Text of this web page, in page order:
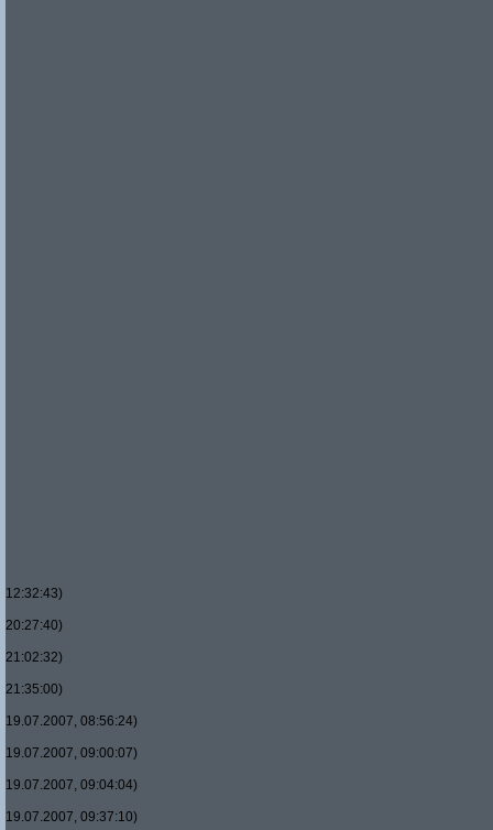
12:32:43)
20:27:40)
21:02:32)
21:35:00)
19.07.2007, 08:56:24)
19.07.2007, 09:00:07)
19.07.2007, 09:04:04)
19.07.2007, 09:37:10)